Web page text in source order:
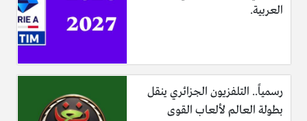
العربية.
رسمياً.. التلفزيون الجزائري ينقل
بطولة العالم لألعاب القوى